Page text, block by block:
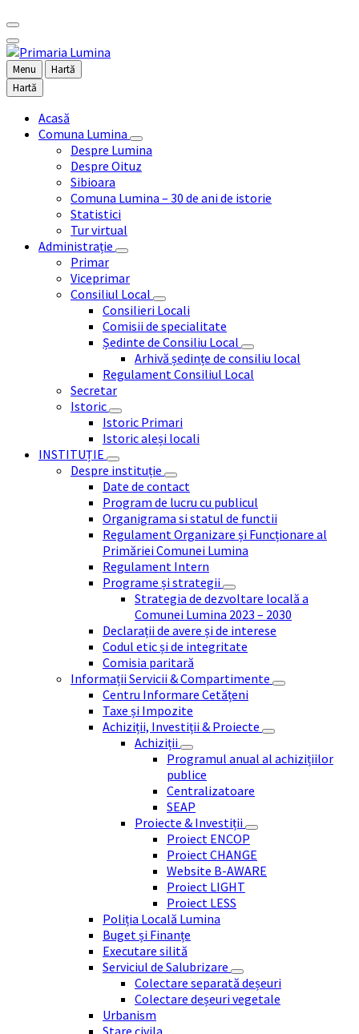
Menu
Hartă
Hartă
Acasă
Comuna Lumina
Despre Lumina
Despre Oituz
Sibioara
Comuna Lumina – 30 de ani de istorie
Statistici
Tur virtual
Administrație
Primar
Viceprimar
Consiliul Local
Consilieri Locali
Comisii de specialitate
Ședinte de Consiliu Local
Arhivă ședințe de consiliu local
Regulament Consiliul Local
Secretar
Istoric
Istoric Primari
Istoric aleși locali
INSTITUȚIE
Despre instituție
Date de contact
Program de lucru cu publicul
Organigrama si statul de functii
Regulament Organizare și Funcționare al
Primăriei Comunei Lumina
Regulament Intern
Programe și strategii
Strategia de dezvoltare locală a
Comunei Lumina 2023 – 2030
Declarații de avere și de interese
Codul etic și de integritate
Comisia paritară
Informații Servicii & Compartimente
Centru Informare Cetățeni
Taxe și Impozite
Achiziții, Investiții & Proiecte
Achiziții
Programul anual al achizițiilor
publice
Centralizatoare
SEAP
Proiecte & Investiții
Proiect ENCOP
Proiect CHANGE
Website B-AWARE
Proiect LIGHT
Proiect LESS
Poliția Locală Lumina
Buget și Finanțe
Executare silită
Serviciul de Salubrizare
Colectare separată deșeuri
Colectare deșeuri vegetale
Urbanism
Stare civila